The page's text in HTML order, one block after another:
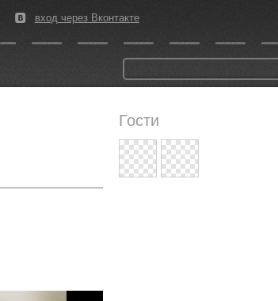
вход через Вконтакте
Гости